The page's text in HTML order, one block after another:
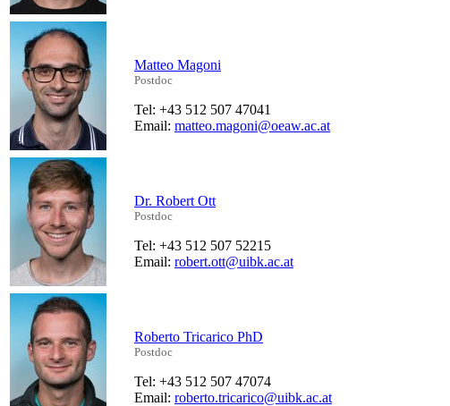
Matteo Magoni
Postdoc
Tel: +43 512 507 47041
Email: matteo.magoni@oeaw.ac.at
Dr. Robert Ott
Postdoc
Tel: +43 512 507 52215
Email: robert.ott@uibk.ac.at
Roberto Tricarico PhD
Postdoc
Tel: +43 512 507 47074
Email: roberto.tricarico@uibk.ac.at